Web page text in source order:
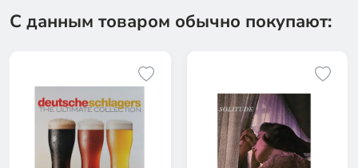
С данным товаром обычно покупают: